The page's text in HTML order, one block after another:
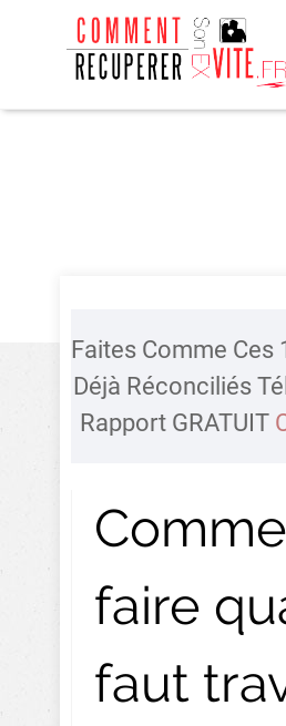
Faites Comme Ces
Déjà Réconciliés
Rapport GRATUIT
faire
faut